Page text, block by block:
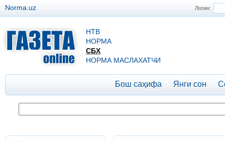
Логин:
Norma.uz
НТВ
НОРМА
СБХ
НОРМА МАСЛАХАТЧИ
Бош саҳифа Янги сон